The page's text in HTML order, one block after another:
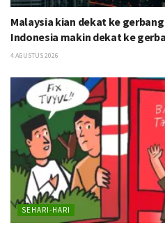
Malaysia kian dekat ke
Indonesia makin dekat ke
4 AGUSTUS 2026
SEHARI-HARI